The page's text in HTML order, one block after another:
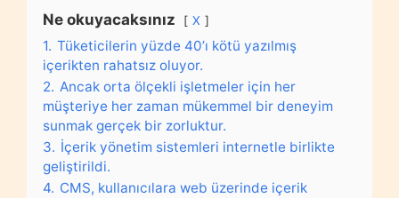
Ne okuyacaksınız X
1. Tüketicilerin yüzde 40’ı kötü yazılmış
içerikten rahatsız oluyor.
2. Ancak orta ölçekli işletmeler için her
müşteriye her zaman mükemmel bir deneyim
sunmak gerçek bir zorluktur.
3. İçerik yönetim sistemleri internetle birlikte
geliştirildi.
4. CMS, kullanıcılara web üzerinde içerik